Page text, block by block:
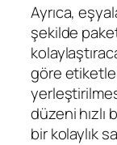
Ayrıca,
şekilde
göre
düzeni hızlı
bir kolaylık